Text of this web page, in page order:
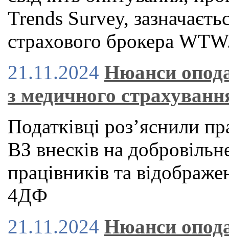
Trends Survey,
страхового брокера
21.11.2024 Нюанси
з медичного
Податківці роз’яснили
ВЗ внесків на
працівників та
4ДФ
21.11.2024 Нюанси